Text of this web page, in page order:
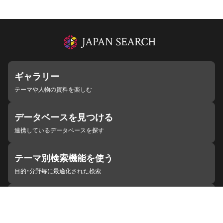
ギャラリー
テーマや人物の資料を楽しむ
データベースを見つける
連携しているデータベースを探す
テーマ別検索機能を使う
目的・分野毎に最適化された検索